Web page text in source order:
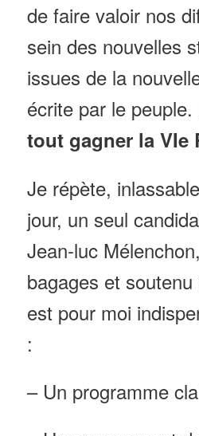
de faire valoir nos
sein des nouvelles
issues de la
écrite par le peuple.
tout gagner la VIe
Je répète,
jour, un seul
Jean-luc Mélenchon
bagages et
est pour moi
:
– Un programme